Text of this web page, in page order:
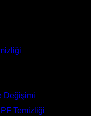
Değişimi
Temizliği